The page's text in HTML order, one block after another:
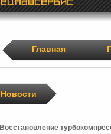
Главная
Новости
Восстановление